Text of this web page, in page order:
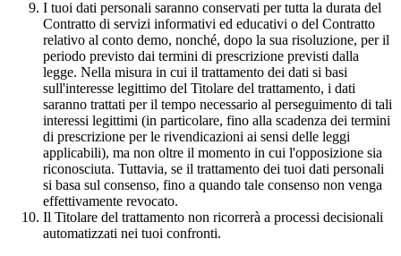
I tuoi dati personali saranno conservati per tutta la durata del
Contratto di servizi informativi ed educativi o del Contratto
relativo al conto demo, nonché, dopo la sua risoluzione, per il
periodo previsto dai termini di prescrizione previsti dalla
legge. Nella misura in cui il trattamento dei dati si basi
sull'interesse legittimo del Titolare del trattamento, i dati
saranno trattati per il tempo necessario al perseguimento di tali
interessi legittimi (in particolare, fino alla scadenza dei termini
di prescrizione per le rivendicazioni ai sensi delle leggi
applicabili), ma non oltre il momento in cui l'opposizione sia
riconosciuta. Tuttavia, se il trattamento dei tuoi dati personali
si basa sul consenso, fino a quando tale consenso non venga
effettivamente revocato.
Il Titolare del trattamento non ricorrerà a processi decisionali
automatizzati nei tuoi confronti.